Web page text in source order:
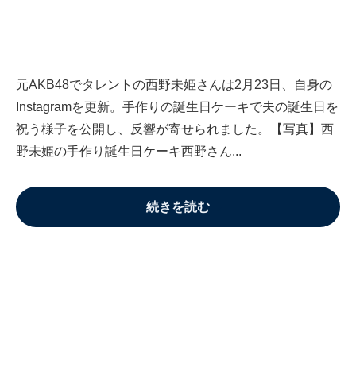
元AKB48でタレントの西野未姫さんは2月23日、自身の
Instagramを更新。手作りの誕生日ケーキで夫の誕生日を
祝う様子を公開し、反響が寄せられました。【写真】西
野未姫の手作り誕生日ケーキ西野さん...
続きを読む